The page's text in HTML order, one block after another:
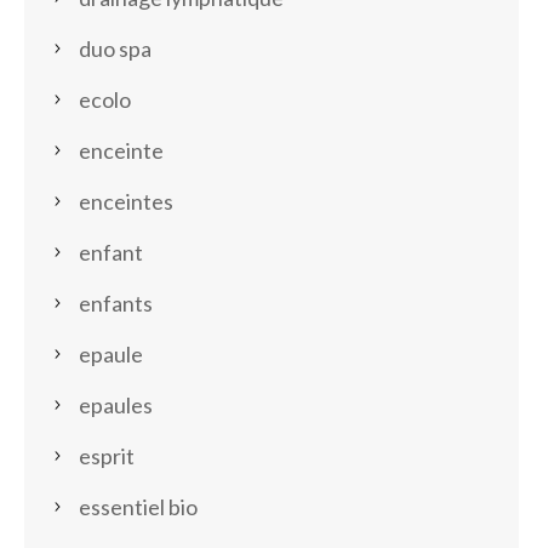
duo spa
ecolo
enceinte
enceintes
enfant
enfants
epaule
epaules
esprit
essentiel bio